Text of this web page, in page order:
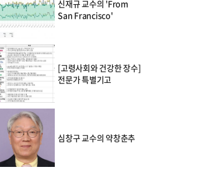
신재규 교수의 'From
San Francisco'
[고령사회와 건강한 장수]
전문가 특별기고
심창구 교수의 약창춘추